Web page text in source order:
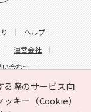
る際のサービス向
キー（Cookie）
ヘルプ
運営会社
合わせ
わせ